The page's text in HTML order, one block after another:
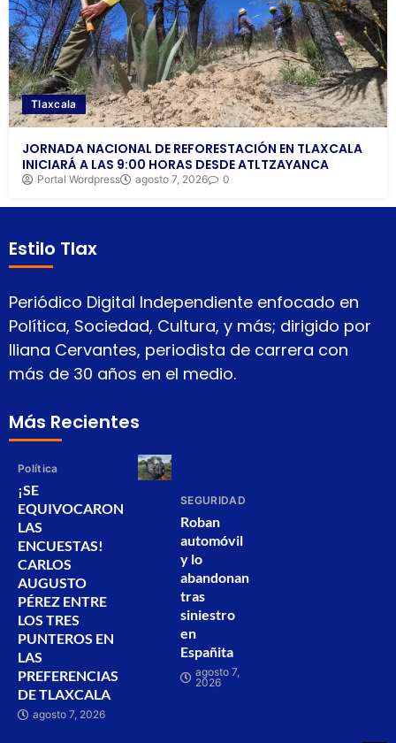
Tlaxcala
JORNADA NACIONAL DE REFORESTACIÓN EN TLAXCALA
INICIARÁ A LAS 9:00 HORAS DESDE ATLTZAYANCA
Portal Wordpress agosto 7, 2026 0
Estilo Tlax
Periódico Digital Independiente enfocado en
Política, Sociedad, Cultura, y más; dirigido por
Iliana Cervantes, periodista de carrera con
más de 30 años en el medio.
Más Recientes
Política
¡SE
EQUIVOCARON
LAS
ENCUESTAS!
CARLOS
AUGUSTO
PÉREZ ENTRE
LOS TRES
PUNTEROS EN
LAS
PREFERENCIAS
DE TLAXCALA
agosto 7, 2026
SEGURIDAD
Roban
automóvil
y lo
abandonan
tras
siniestro
en
Españita
agosto 7,
2026